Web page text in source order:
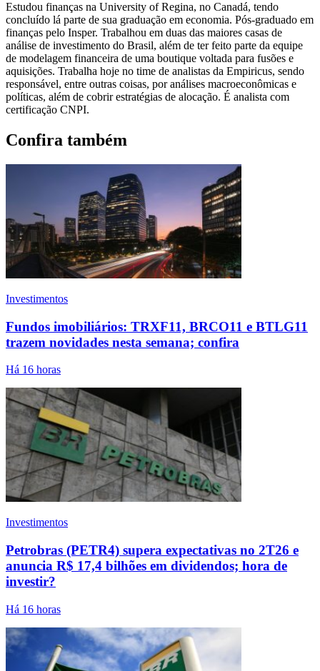
Estudou finanças na University of Regina, no Canadá, tendo
concluído lá parte de sua graduação em economia. Pós-graduado em
finanças pelo Insper. Trabalhou em duas das maiores casas de
análise de investimento do Brasil, além de ter feito parte da equipe
de modelagem financeira de uma boutique voltada para fusões e
aquisições. Trabalha hoje no time de analistas da Empiricus, sendo
responsável, entre outras coisas, por análises macroeconômicas e
políticas, além de cobrir estratégias de alocação. É analista com
certificação CNPI.
Confira também
Investimentos
Fundos imobiliários: TRXF11, BRCO11 e BTLG11
trazem novidades nesta semana; confira
Há 16 horas
Investimentos
Petrobras (PETR4) supera expectativas no 2T26 e
anuncia R$ 17,4 bilhões em dividendos; hora de
investir?
Há 16 horas